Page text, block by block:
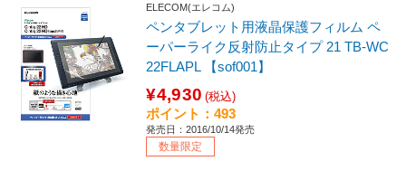
ELECOM(エレコム)
ペンタブレット用液晶保護フィルム ペ
ーパーライク反射防止タイプ 21 TB-WC
22FLAPL 【sof001】
¥4,930 (税込)
ポイント：493
発売日：2016/10/14発売
数量限定